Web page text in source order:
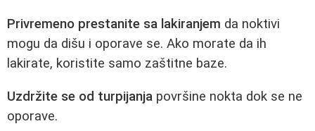
Privremeno prestanite sa lakiranjem da noktivi
mogu da dišu i oporave se. Ako morate da ih
lakirate, koristite samo zaštitne baze.
Uzdržite se od turpijanja površine nokta dok se ne
oporave.